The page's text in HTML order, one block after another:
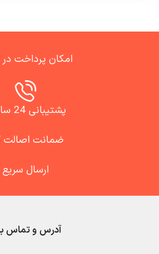
امکان پرداخت
پشتیبانی 24 ساعته
ضمانت اصالت
ارسال سریع
آدرس و تماس